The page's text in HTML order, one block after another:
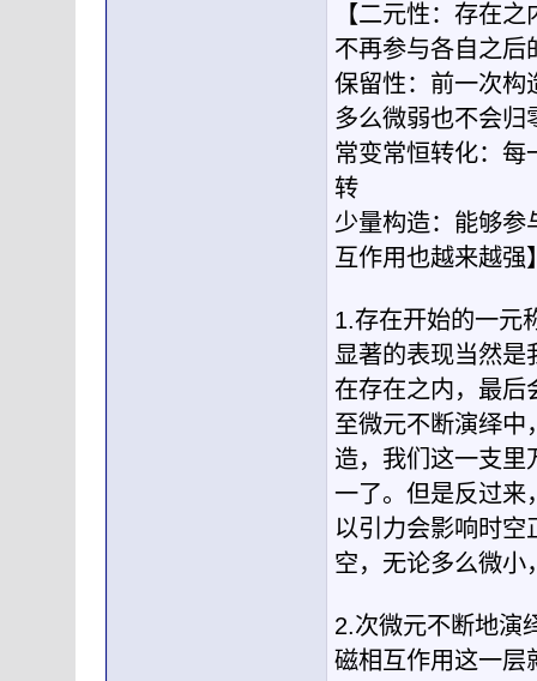
【二元性：存在
不再参与各自之后
保留性：前一次构
多么微弱也不会归
常变常恒转化：每
转
少量构造：能够参
互作用也越来越强
1.存在开始的一元
显著的表现当然是
在存在之内，最后
至微元不断演绎中
造，我们这一支里
一了。但是反过来
以引力会影响时空
空，无论多么微小
2.次微元不断地演
磁相互作用这一层